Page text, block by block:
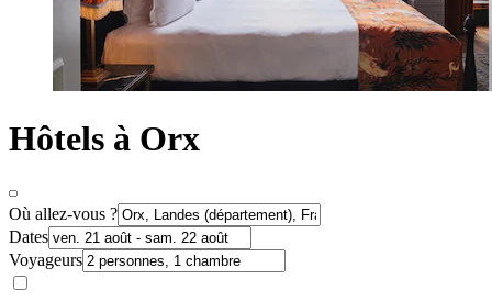
Hôtels à Orx
Où allez-vous ?
Dates
Voyageurs